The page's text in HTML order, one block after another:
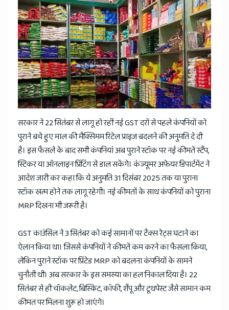
Rajasthan
News
सरकार ने 22 सितंबर से लागू हो रहीं नई GST दरों से पहले कंपनियों को
पुराने बचे हुए माल की मैक्सिमम रिटेल प्राइज बदलने की अनुमति दे दी
है। इस फैसले के बाद सभी कंपनियां अब पुराने स्टॉक पर नई कीमतें स्टैंप,
स्टिकर या ऑनलाइन प्रिंटिंग से डाल सकेंगे। कंज्यूमर अफेयर डिपार्टमेंट ने
आदेश जारी कर कहा कि ये अनुमति 31 दिसंबर 2025 तक या पुराना
स्टॉक खत्म होने तक लागू रहेगी। नई कीमतों के साथ कंपनियों को पुराना
MRP दिखना भी जरूरी है।
GST काउंसिल ने 3 सितंबर को कई सामानों पर टैक्स रेट्स घटाने का
ऐलान किया था। जिससे कंपनियों ने कीमतें कम करने का फैसला किया,
लेकिन पुराने स्टॉक पर प्रिंटेड MRP को बदलना कंपनियों के सामने
चुनौती थी। अब सरकार के इस समस्या का हल निकाल दिया है। 22
सितंबर से ही चॉकलेट, बिस्किट, कॉफी, शैंपू और टूथपेस्ट जैसे सामान कम
कीमत पर मिलना शुरू हो जाएंगे।